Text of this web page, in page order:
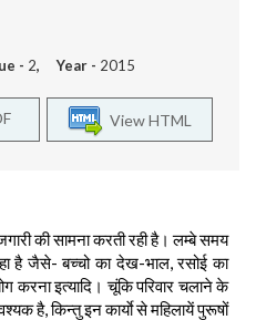
- 2, Year - 2015
View HTML
की सामना करती रही है। लम्बे समय
है जैसे- बच्चो का देख-भाल, रसोई का
करना इत्यादि। चूंकि परिवार चलाने के
है, किन्तु इन कार्याे से महिलायें पुरूषों